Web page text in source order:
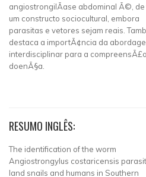
angiostrongilÃ­ase abdominal Ã©, de
um constructo sociocultural, embora
parasitas e vetores sejam reais.
destaca a importÃ¢ncia da
interdisciplinar para a
doenÃ§a.
RESUMO INGLÊS:
The identification of the worm
Angiostrongylus costaricensis
land snails and humans in Southern